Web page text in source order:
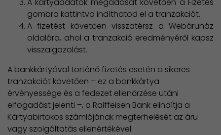
gombra kattintva indíthatod el a tranzakciót.
A fizetést követően visszatérsz a Webáruház
oldalára, ahol a tranzakció eredményéről kapsz
visszaigazolást.
A bankkártyával történő fizetés esetén a sikeres
tranzakciót követően – ez a bankkártya
érvényessége és a fedezet ellenőrzése utáni
elfogadást jelenti –, a Raiffeisen Bank elindítja a
Kártyabirtokos számlájának megterhelését az áru
vagy szolgáltatás ellenértékével.